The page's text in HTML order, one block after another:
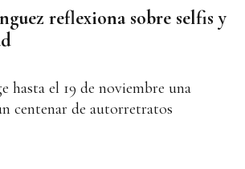
reflexiona sobre selfis y
hasta el 19 de noviembre una
centenar de autorretratos